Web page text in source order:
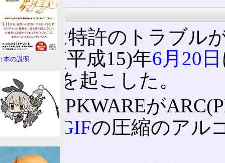
特許問題
LZWは特許のトラブル
は2003(平成15)年6月20日
の問題を起こした。
古くはPKWAREが
近では
GIFの圧縮のアル
る。
↑本の説明